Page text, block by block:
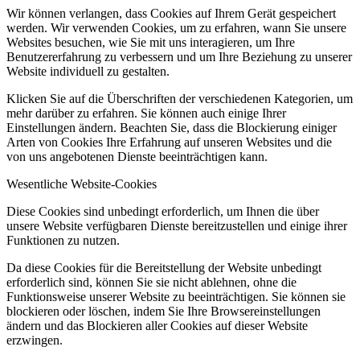
Wir können verlangen, dass Cookies auf Ihrem Gerät gespeichert
werden. Wir verwenden Cookies, um zu erfahren, wann Sie unsere
Websites besuchen, wie Sie mit uns interagieren, um Ihre
Benutzererfahrung zu verbessern und um Ihre Beziehung zu unserer
Website individuell zu gestalten.
Klicken Sie auf die Überschriften der verschiedenen Kategorien, um
mehr darüber zu erfahren. Sie können auch einige Ihrer
Einstellungen ändern. Beachten Sie, dass die Blockierung einiger
Arten von Cookies Ihre Erfahrung auf unseren Websites und die
von uns angebotenen Dienste beeinträchtigen kann.
Wesentliche Website-Cookies
Diese Cookies sind unbedingt erforderlich, um Ihnen die über
unsere Website verfügbaren Dienste bereitzustellen und einige ihrer
Funktionen zu nutzen.
Da diese Cookies für die Bereitstellung der Website unbedingt
erforderlich sind, können Sie sie nicht ablehnen, ohne die
Funktionsweise unserer Website zu beeinträchtigen. Sie können sie
blockieren oder löschen, indem Sie Ihre Browsereinstellungen
ändern und das Blockieren aller Cookies auf dieser Website
erzwingen.